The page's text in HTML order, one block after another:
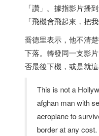
「讚」。據指影片播
「飛機會飛起來，把我
喬德里表示，他不清
下落。轉發同一支影
否最後下機，或是就
This is not a
afghan man with
aeroplane to
border at any cost.